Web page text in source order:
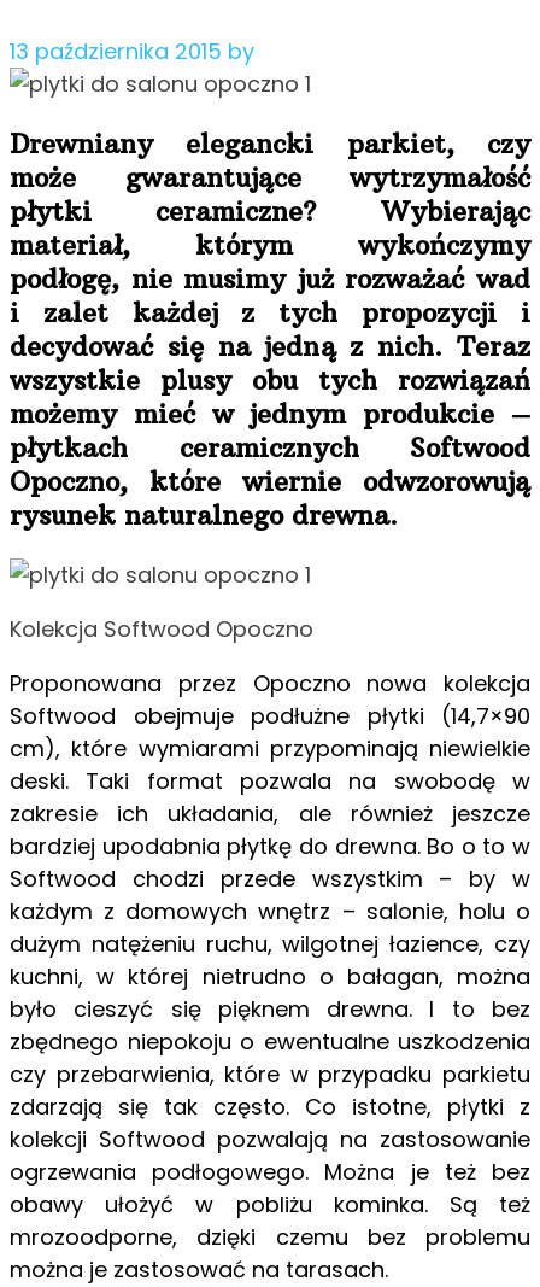
13 października 2015 by
Drewniany elegancki parkiet, czy
może gwarantujące wytrzymałość
płytki ceramiczne? Wybierając
materiał, którym wykończymy
podłogę, nie musimy już rozważać wad
i zalet każdej z tych propozycji i
decydować się na jedną z nich. Teraz
wszystkie plusy obu tych rozwiązań
możemy mieć w jednym produkcie –
płytkach ceramicznych Softwood
Opoczno, które wiernie odwzorowują
rysunek naturalnego drewna.
Kolekcja Softwood Opoczno
Proponowana przez Opoczno nowa kolekcja
Softwood obejmuje podłużne płytki (14,7×90
cm), które wymiarami przypominają niewielkie
deski. Taki format pozwala na swobodę w
zakresie ich układania, ale również jeszcze
bardziej upodabnia płytkę do drewna. Bo o to w
Softwood chodzi przede wszystkim – by w
każdym z domowych wnętrz – salonie, holu o
dużym natężeniu ruchu, wilgotnej łazience, czy
kuchni, w której nietrudno o bałagan, można
było cieszyć się pięknem drewna. I to bez
zbędnego niepokoju o ewentualne uszkodzenia
czy przebarwienia, które w przypadku parkietu
zdarzają się tak często. Co istotne, płytki z
kolekcji Softwood pozwalają na zastosowanie
ogrzewania podłogowego. Można je też bez
obawy ułożyć w pobliżu kominka. Są też
mrozoodporne, dzięki czemu bez problemu
można je zastosować na tarasach.